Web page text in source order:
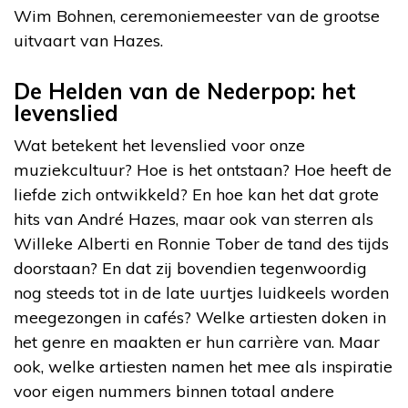
Wim Bohnen, ceremoniemeester van de grootse
uitvaart van Hazes.
De Helden van de Nederpop: het
levenslied
Wat betekent het levenslied voor onze
muziekcultuur? Hoe is het ontstaan? Hoe heeft de
liefde zich ontwikkeld? En hoe kan het dat grote
hits van André Hazes, maar ook van sterren als
Willeke Alberti en Ronnie Tober de tand des tijds
doorstaan? En dat zij bovendien tegenwoordig
nog steeds tot in de late uurtjes luidkeels worden
meegezongen in cafés? Welke artiesten doken in
het genre en maakten er hun carrière van. Maar
ook, welke artiesten namen het mee als inspiratie
voor eigen nummers binnen totaal andere